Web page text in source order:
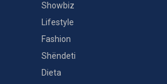
Showbiz
Lifestyle
Fashion
Shëndeti
Dieta